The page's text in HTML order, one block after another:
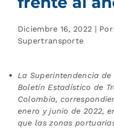
Diciembre 16, 2022 |
Supertransporte
La Superintendencia
Boletín Estadístico de
Colombia,
enero y junio de 2022,
que las zonas